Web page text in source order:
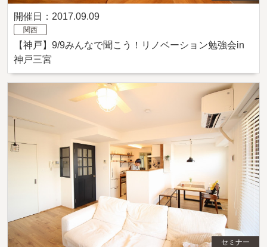
開催日：2017.09.09
関西
【神戸】9/9みんなで聞こう！リノベーション勉強会in
神戸三宮
セミナー